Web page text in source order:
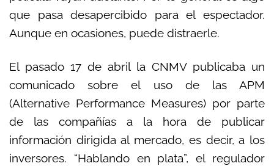
que pasa desapercibido para el espectador.
Aunque en ocasiones, puede distraerle.
El pasado 17 de abril la CNMV publicaba un
comunicado sobre el uso de las APM
(Alternative Performance Measures) por parte
de las compañías a la hora de publicar
información dirigida al mercado, es decir, a los
inversores. “Hablando en plata”, el regulador